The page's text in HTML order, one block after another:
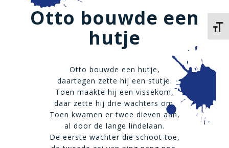
Otto bouwde een
hutje
Otto bouwde een hutje,
daartegen zette hij een stutje.
Toen maakte hij een vissekom,
daar zette hij drie wachters om.
Toen kwamen er twee dieven aan,
al door de lange lindelaan.
De eerste wachter die schoot toe,